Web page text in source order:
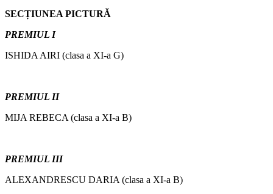
SECȚIUNEA PICTURĂ
PREMIUL I
ISHIDA AIRI (clasa a XI-a G)
PREMIUL II
MIJA REBECA (clasa a XI-a B)
PREMIUL III
ALEXANDRESCU DARIA (clasa a XI-a B)